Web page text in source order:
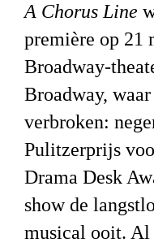
A Chorus Line
première op 21
Broadway-
Broadway,
verbroken:
Pulitzerprijs
Drama Desk
showde
musical ooit. Al